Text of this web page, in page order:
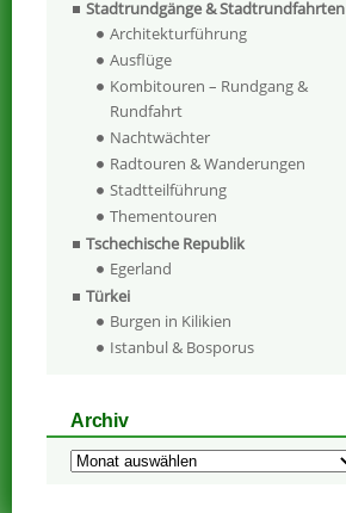
Stadtrundgänge & Stadtrundfahrten
Architekturführung
Ausflüge
Kombitouren – Rundgang &
Rundfahrt
Nachtwächter
Radtouren & Wanderungen
Stadtteilführung
Thementouren
Tschechische Republik
Egerland
Türkei
Burgen in Kilikien
Istanbul & Bosporus
Archiv
Archiv